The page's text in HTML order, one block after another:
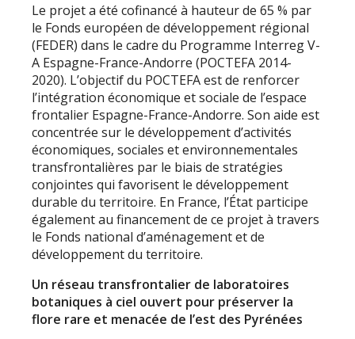
Le projet a été cofinancé à hauteur de 65 % par
le Fonds européen de développement régional
(FEDER) dans le cadre du Programme Interreg V-
A Espagne-France-Andorre (POCTEFA 2014-
2020). L’objectif du POCTEFA est de renforcer
l’intégration économique et sociale de l’espace
frontalier Espagne-France-Andorre. Son aide est
concentrée sur le développement d’activités
économiques, sociales et environnementales
transfrontalières par le biais de stratégies
conjointes qui favorisent le développement
durable du territoire. En France, l’État participe
également au financement de ce projet à travers
le Fonds national d’aménagement et de
développement du territoire.
Un réseau transfrontalier de laboratoires
botaniques à ciel ouvert pour préserver la
flore rare et menacée de l’est des Pyrénées